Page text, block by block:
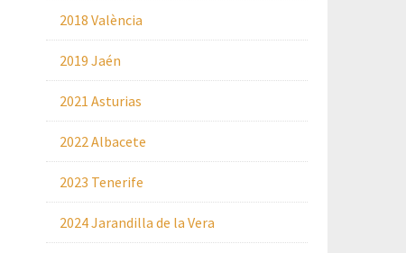
2018 València
2019 Jaén
2021 Asturias
2022 Albacete
2023 Tenerife
2024 Jarandilla de la Vera